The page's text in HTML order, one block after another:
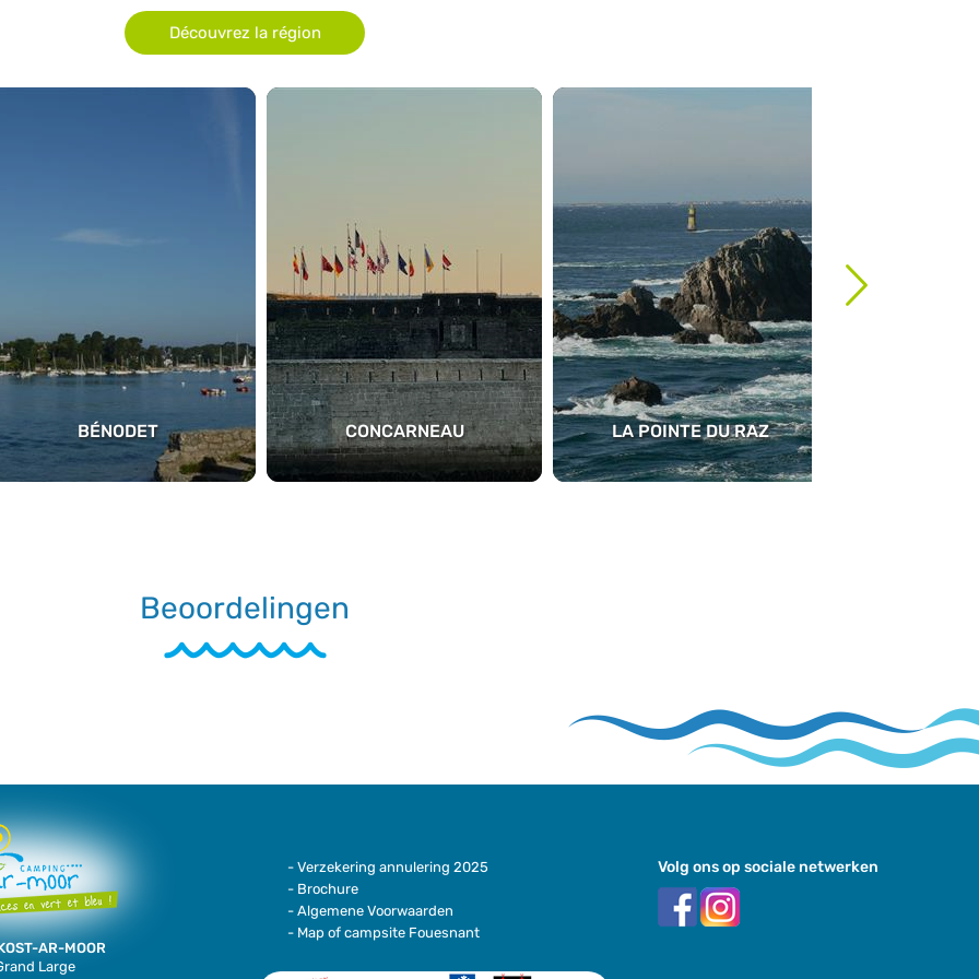
Découvrez la région
BÉNODET CONCARNEAU LA POINTE DU RAZ
Beoordelingen
AR-MOOR
Large
- Verzekering annulering 2025
- Brochure
- Algemene Voorwaarden
- Map of campsite Fouesnant
Volg ons op sociale netwerken